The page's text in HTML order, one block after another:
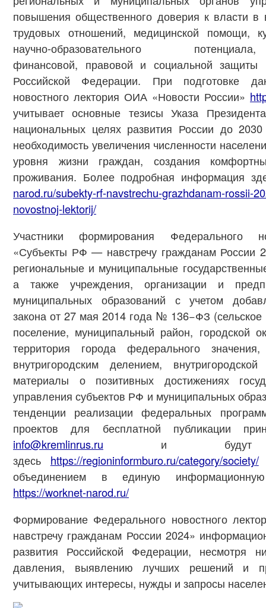
повышения общественного доверия к власти в
трудовых отношений, медицинской помощи,
научно-образовательного
финансовой, правовой и социальной защиты
Российской Федерации. При подготовке
новостного лектория ОИА «Новости России»
учитывает основные тезисы Указа
национальных целях развития России до
необходимость увеличения численности
уровня жизни граждан, создания
проживания. Более подробная информация
narod.ru/subekty-rf-navstrechu-grazhdanam-rossii-
novostnoj-lektorij/
Участники формирования Федерального
«Субъекты РФ — навстречу гражданам России
региональные и муниципальные
а также учреждения, организации и
муниципальных образований с учетом
закона от 27 мая 2014 года № 136−ФЗ (сельское
поселение, муниципальный район, городской
территория города федерального
внутригородским делением,
материалы о позитивных достижениях
управления субъектов РФ и муниципальных
тенденции реализации федеральных
проектов для бесплатной публикации
info@kremlinrus.ru и будут
здесь https://regioninformburo.ru/category/society/
объединением в единую
https://worknet-narod.ru/
Формирование Федерального новостного
навстречу гражданам России 2024»
развития Российской Федерации, несмотря
давления, выявлению лучших решений и
учитывающих интересы, нужды и запросы